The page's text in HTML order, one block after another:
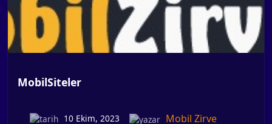
MobilSiteler
10 Ekim, 2023 Mobil Zirve